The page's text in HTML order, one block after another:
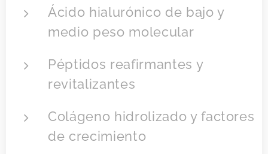
Ácido hialurónico de bajo y
medio peso molecular
Péptidos reafirmantes y
revitalizantes
Colágeno hidrolizado y factores
de crecimiento